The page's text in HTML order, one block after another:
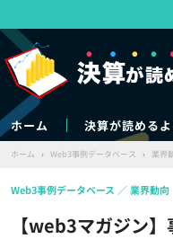
ホーム 決算が読める
ホーム › Web3事例データベース › 業界
【web3マガジン
Web3事例データベース 業界動向